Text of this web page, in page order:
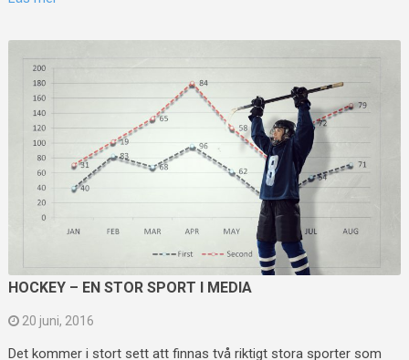
HOCKEY – EN STOR SPORT I MEDIA
20 juni, 2016
Det kommer i stort sett att finnas två riktigt stora sporter som